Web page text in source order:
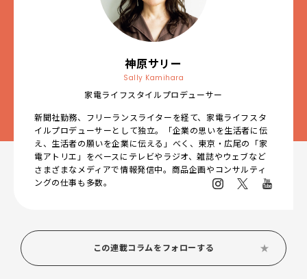
神原サリー
Sally Kamihara
家電ライフスタイルプロデューサー
新聞社勤務、フリーランスライターを経て、家電ライフスタ
イルプロデューサーとして独立。「企業の思いを生活者に伝
え、生活者の願いを企業に伝える」べく、東京・広尾の「家
電アトリエ」をベースにテレビやラジオ、雑誌やウェブなど
さまざまなメディアで情報発信中。商品企画やコンサルティ
ングの仕事も多数。
この連載コラムをフォローする